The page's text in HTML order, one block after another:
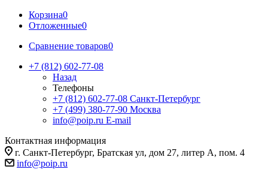
Корзина0
Отложенные0
Сравнение товаров0
+7 (812) 602-77-08
Назад
Телефоны
+7 (812) 602-77-08 Санкт-Петербург
+7 (499) 380-77-90 Москва
info@poip.ru E-mail
Контактная информация
г. Санкт-Петербург, Братская ул, дом 27, литер А, пом. 4
info@poip.ru